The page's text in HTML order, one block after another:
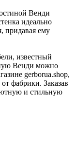
Венди
идеально
придавая ему
известный
Венди можно
gerborua.shop,
от фабрики. Заказав
и стильную